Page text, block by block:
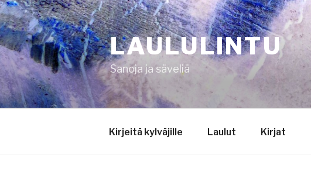
Siirry
sisältöön
LAULULINTU
Sanoja ja säveliä
Kirjeitä kylväjille Laulut Kirjat